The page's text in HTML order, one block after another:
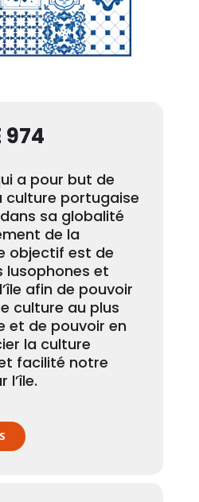
974
a pour but de
culture portugaise
sa globalité
de la
objectif est de
lusophones et
afin de pouvoir
culture au plus
et de pouvoir en
la culture
facilité notre
l’île.